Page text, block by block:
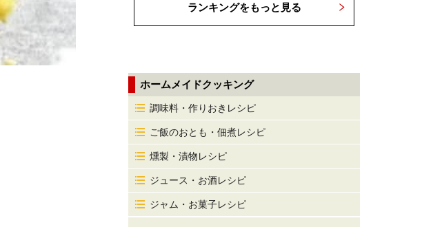
ランキングをもっと見る
ホームメイドクッキング
調味料・作りおきレシピ
ご飯のおとも・佃煮レシピ
燻製・漬物レシピ
ジュース・お酒レシピ
ジャム・お菓子レシピ